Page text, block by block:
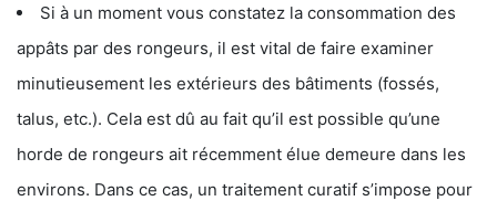
Si à un moment vous constatez la consommation des
appâts par des rongeurs, il est vital de faire examiner
minutieusement les extérieurs des bâtiments (fossés,
talus, etc.). Cela est dû au fait qu’il est possible qu’une
horde de rongeurs ait récemment élue demeure dans les
environs. Dans ce cas, un traitement curatif s’impose pour